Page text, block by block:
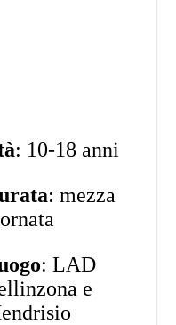
: 10-18 anni
: mezza
: LAD
e